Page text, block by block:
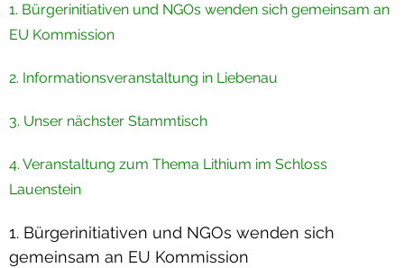
1. Bürgerinitiativen und NGOs wenden sich gemeinsam an
EU Kommission
2. Informationsveranstaltung in Liebenau
3. Unser nächster Stammtisch
4. Veranstaltung zum Thema Lithium im Schloss
Lauenstein
1. Bürgerinitiativen und NGOs wenden sich
gemeinsam an EU Kommission